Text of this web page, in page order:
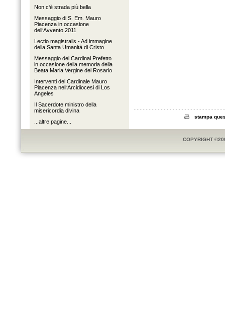
Non c‘è strada più bella
Messaggio di S. Em. Mauro
Piacenza in occasione
dell‘Avvento 2011
Lectio magistralis - Ad immagine
della Santa Umanità di Cristo
Messaggio del Cardinal Prefetto
in occasione della memoria della
Beata Maria Vergine del Rosario
Interventi del Cardinale Mauro
Piacenza nell‘Arcidiocesi di Los
Angeles
Il Sacerdote ministro della
misericordia divina
...altre pagine...
stampa
COPYRIGHT